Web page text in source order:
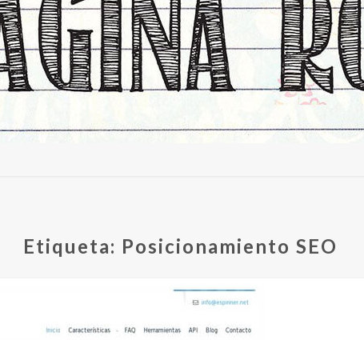
Etiqueta: Posicionamiento SEO